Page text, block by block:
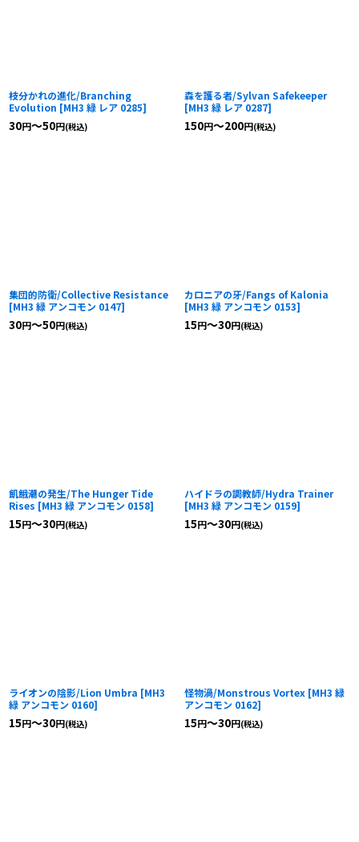
枝分かれの進化/Branching
Evolution [MH3 緑 レア 0285]
30円～50円(税込)
森を護る者/Sylvan Safekeeper
[MH3 緑 レア 0287]
150円～200円(税込)
集団的防衛/Collective Resistance
[MH3 緑 アンコモン 0147]
30円～50円(税込)
カロニアの牙/Fangs of Kalonia
[MH3 緑 アンコモン 0153]
15円～30円(税込)
飢餓潮の発生/The Hunger Tide
Rises [MH3 緑 アンコモン 0158]
15円～30円(税込)
ハイドラの調教師/Hydra Trainer
[MH3 緑 アンコモン 0159]
15円～30円(税込)
ライオンの陰影/Lion Umbra [MH3
緑 アンコモン 0160]
15円～30円(税込)
怪物渦/Monstrous Vortex [MH3 緑
アンコモン 0162]
15円～30円(税込)